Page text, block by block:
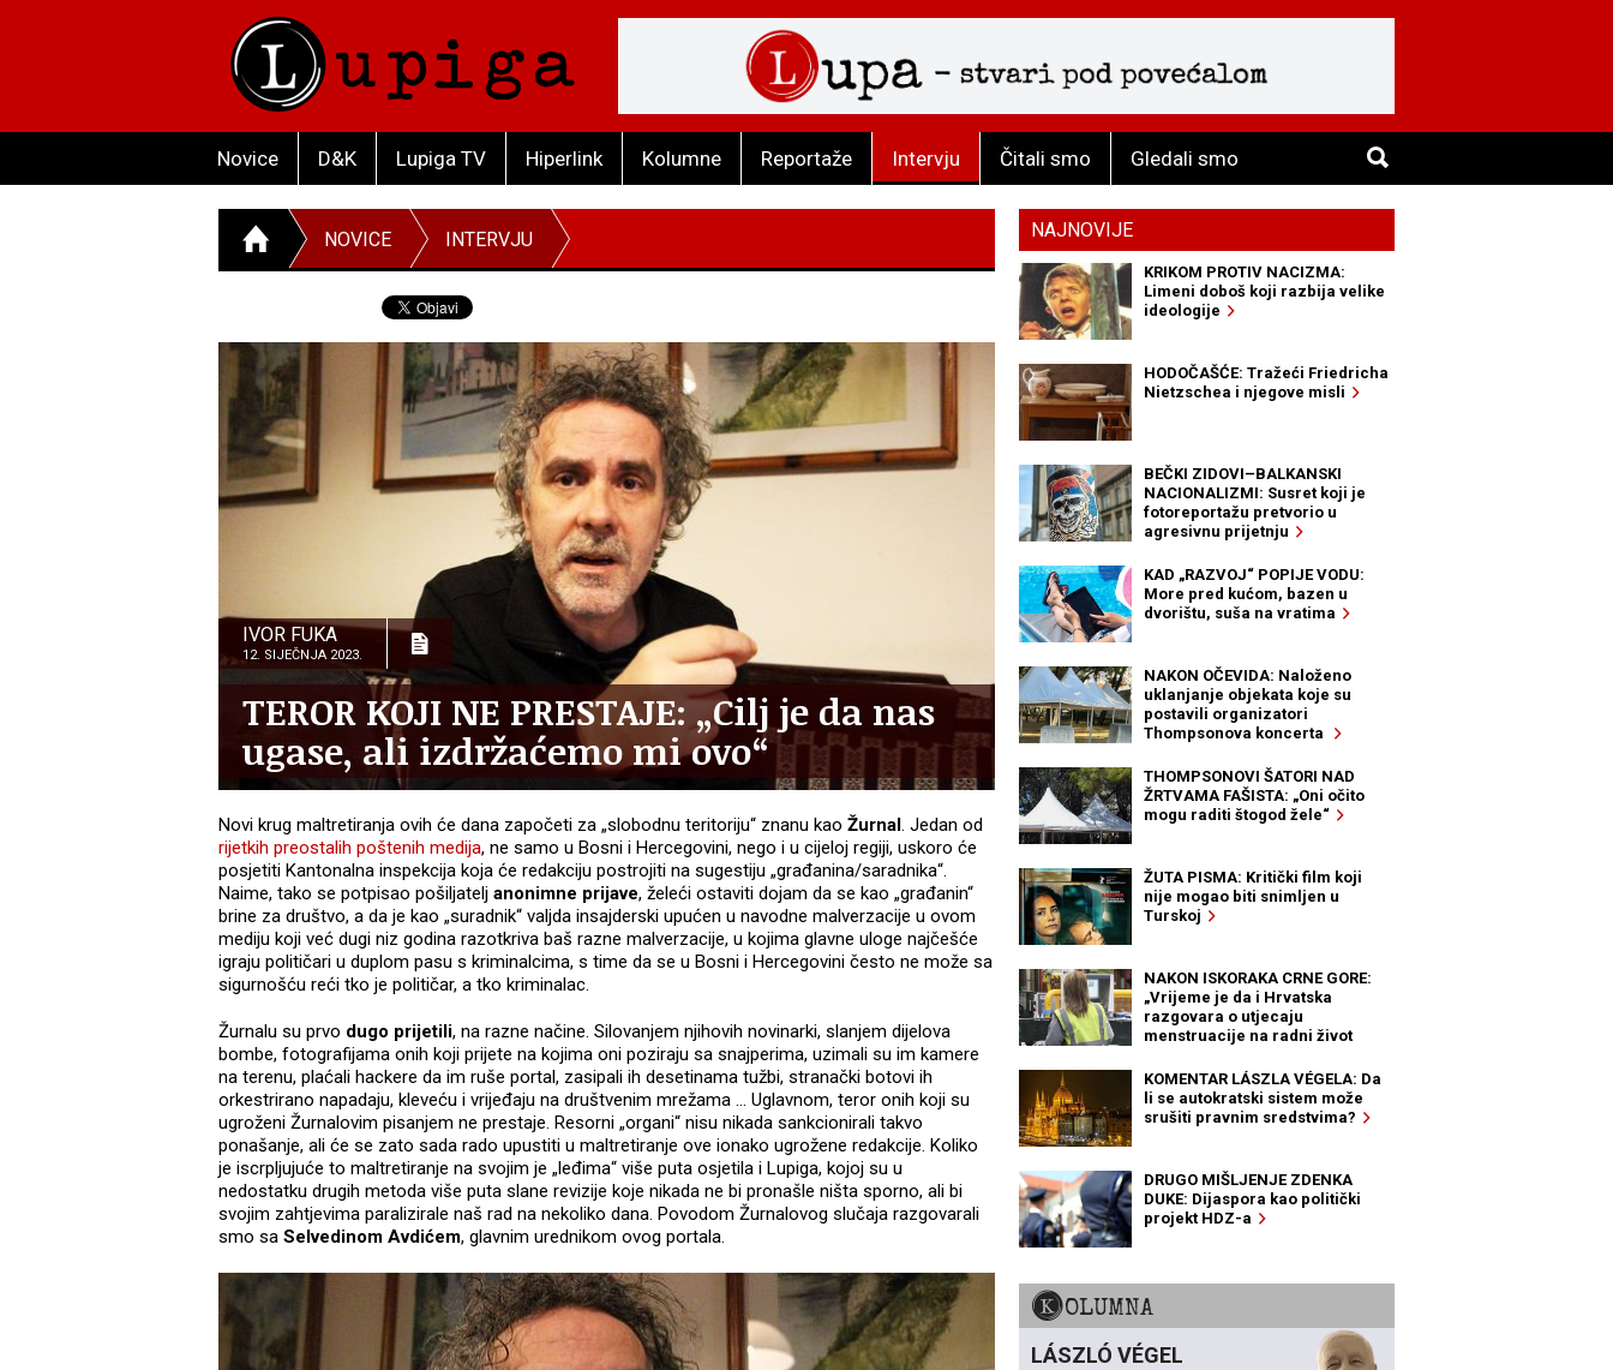
Novice D&K Lupiga TV Hiperlink Kolumne Reportaže Intervju Čitali smo Gledali smo
NOVICE INTERVJU
IVOR FUKA
12. SIJEČNJA 2023.
TEROR KOJI NE PRESTAJE: „Cilj je da nas
ugase, ali izdržaćemo mi ovo“
Novi krug maltretiranja ovih će dana započeti za „slobodnu teritoriju“ znanu kao Žurnal. Jedan od
rijetkih preostalih poštenih medija, ne samo u Bosni i Hercegovini, nego i u cijeloj regiji, uskoro će
posjetiti Kantonalna inspekcija koja će redakciju postrojiti na sugestiju „građanina/saradnika“.
Naime, tako se potpisao pošiljatelj anonimne prijave, želeći ostaviti dojam da se kao „građanin“
brine za društvo, a da je kao „suradnik“ valjda insajderski upućen u navodne malverzacije u ovom
mediju koji već dugi niz godina razotkriva baš razne malverzacije, u kojima glavne uloge najčešće
igraju političari u duplom pasu s kriminalcima, s time da se u Bosni i Hercegovini često ne može sa
sigurnošću reći tko je političar, a tko kriminalac.
Žurnalu su prvo dugo prijetili, na razne načine. Silovanjem njihovih novinarki, slanjem dijelova
bombe, fotografijama onih koji prijete na kojima oni poziraju sa snajperima, uzimali su im kamere
na terenu, plaćali hackere da im ruše portal, zasipali ih desetinama tužbi, stranački botovi ih
orkestrirano napadaju, kleveću i vrijeđaju na društvenim mrežama … Uglavnom, teror onih koji su
ugroženi Žurnalovim pisanjem ne prestaje. Resorni „organi“ nisu nikada sankcionirali takvo
ponašanje, ali će se zato sada rado upustiti u maltretiranje ove ionako ugrožene redakcije. Koliko
je iscrpljujuće to maltretiranje na svojim je „leđima“ više puta osjetila i Lupiga, kojoj su u
nedostatku drugih metoda više puta slane revizije koje nikada ne bi pronašle ništa sporno, ali bi
svojim zahtjevima paralizirale naš rad na nekoliko dana. Povodom Žurnalovog slučaja razgovarali
smo sa Selvedinom Avdićem, glavnim urednikom ovog portala.
NAJNOVIJE
KRIKOM PROTIV NACIZMA:
Limeni doboš koji razbija velike
ideologije
HODOČAŠĆE: Tražeći Friedricha
Nietzschea i njegove misli
BEČKI ZIDOVI–BALKANSKI
NACIONALIZMI: Susret koji je
fotoreportažu pretvorio u
agresivnu prijetnju
KAD „RAZVOJ“ POPIJE VODU:
More pred kućom, bazen u
dvorištu, suša na vratima
NAKON OČEVIDA: Naloženo
uklanjanje objekata koje su
postavili organizatori
Thompsonova koncerta
THOMPSONOVI ŠATORI NAD
ŽRTVAMA FAŠISTA: „Oni očito
mogu raditi štogod žele“
ŽUTA PISMA: Kritički film koji
nije mogao biti snimljen u
Turskoj
NAKON ISKORAKA CRNE GORE:
„Vrijeme je da i Hrvatska
razgovara o utjecaju
menstruacije na radni život
KOMENTAR LÁSZLA VÉGELA: Da
li se autokratski sistem može
srušiti pravnim sredstvima?
DRUGO MIŠLJENJE ZDENKA
DUKE: Dijaspora kao politički
projekt HDZ-a
KOLUMNA
LÁSZLÓ VÉGEL